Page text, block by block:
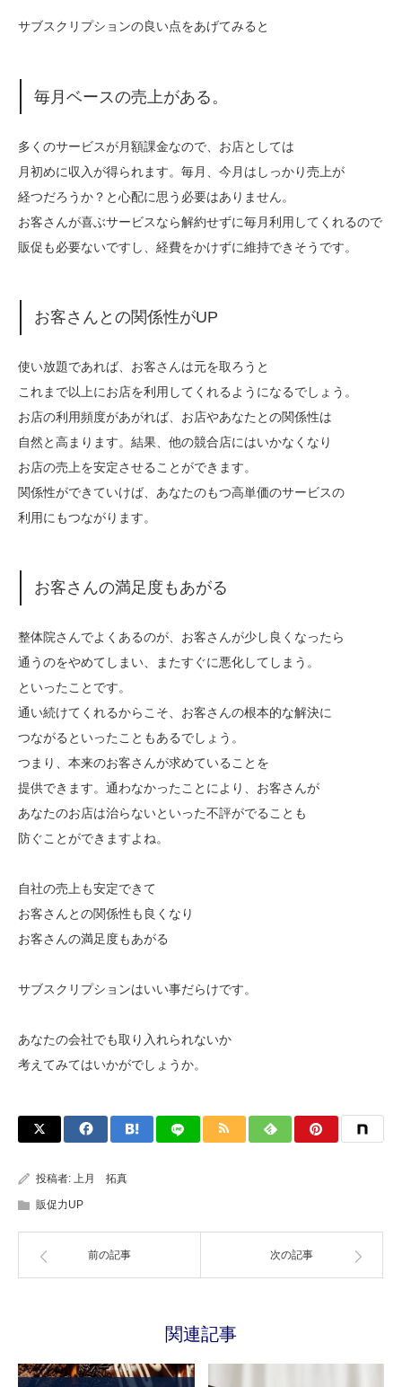
サブスクリプションの良い点をあげてみると
毎月ベースの売上がある。
多くのサービスが月額課金なので、お店としては
月初めに収入が得られます。毎月、今月はしっかり売上が
経つだろうか？と心配に思う必要はありません。
お客さんが喜ぶサービスなら解約せずに毎月利用してくれるので
販促も必要ないですし、経費をかけずに維持できそうです。
お客さんとの関係性がUP
使い放題であれば、お客さんは元を取ろうと
これまで以上にお店を利用してくれるようになるでしょう。
お店の利用頻度があがれば、お店やあなたとの関係性は
自然と高まります。結果、他の競合店にはいかなくなり
お店の売上を安定させることができます。
関係性ができていけば、あなたのもつ高単価のサービスの
利用にもつながります。
お客さんの満足度もあがる
整体院さんでよくあるのが、お客さんが少し良くなったら
通うのをやめてしまい、またすぐに悪化してしまう。
といったことです。
通い続けてくれるからこそ、お客さんの根本的な解決に
つながるといったこともあるでしょう。
つまり、本来のお客さんが求めていることを
提供できます。通わなかったことにより、お客さんが
あなたのお店は治らないといった不評がでることも
防ぐことができますよね。
自社の売上も安定できて
お客さんとの関係性も良くなり
お客さんの満足度もあがる
サブスクリプションはいい事だらけです。
あなたの会社でも取り入れられないか
考えてみてはいかがでしょうか。
投稿者: 上月 拓真
販促力UP
前の記事 次の記事
関連記事